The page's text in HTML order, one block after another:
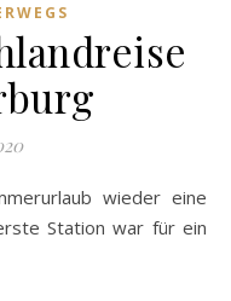
Station war für ein